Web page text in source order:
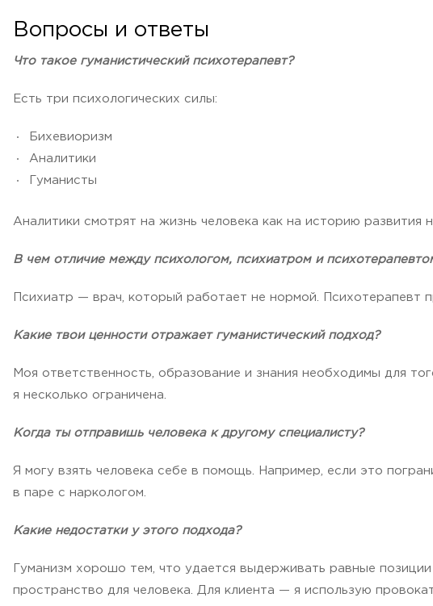
Вопросы и ответы
Что такое гуманистический психотерапевт?
Есть три психологических силы:
Бихевиоризм
Аналитики
Гуманисты
Аналитики смотрят на жизнь человека как на историю
В чем отличие между психологом, психиатром и
Психиатр — врач, который работает не нормой. Психотерапевт
Какие твои ценности отражает гуманистический подход?
Моя ответственность, образование и знания необходимы для
я несколько ограничена.
Когда ты отправишь человека к другому специалисту?
Я могу взять человека себе в помощь. Например, если это
в паре с наркологом.
Какие недостатки у этого подхода?
Гуманизм хорошо тем, что удается выдерживать равные
пространство для человека. Для клиента — я использую